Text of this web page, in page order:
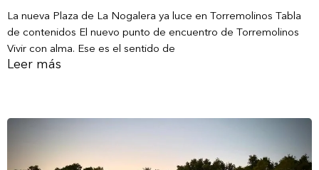
La nueva Plaza de La Nogalera ya luce en Torremolinos Tabla
de contenidos El nuevo punto de encuentro de Torremolinos
Vivir con alma. Ese es el sentido de
Leer más